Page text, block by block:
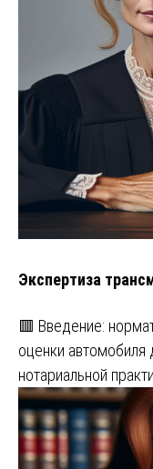
Экспертиза
🟥 Введение:
оценки автомобиля
нотариальной